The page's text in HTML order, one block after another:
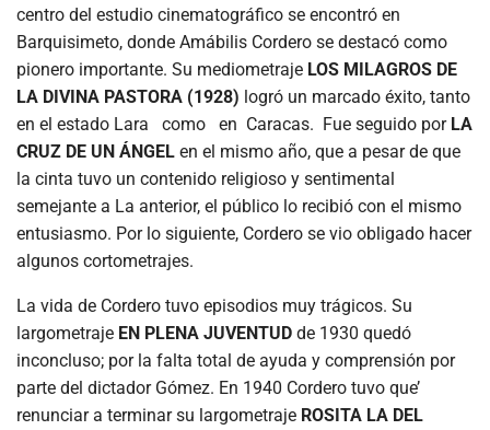
centro del estudio cinematográfico se encontró en
Barquisimeto, donde Amábilis Cordero se destacó como
pionero importante. Su mediometraje LOS MILAGROS DE
LA DIVINA PASTORA (1928) logró un marcado éxito, tanto
en el estado Lara como en Caracas. Fue seguido por LA
CRUZ DE UN ÁNGEL en el mismo año, que a pesar de que
la cinta tuvo un contenido religioso y sentimental
semejante a La anterior, el público lo recibió con el mismo
entusiasmo. Por lo siguiente, Cordero se vio obligado hacer
algunos cortometrajes.
La vida de Cordero tuvo episodios muy trágicos. Su
largometraje EN PLENA JUVENTUD de 1930 quedó
inconcluso; por la falta total de ayuda y comprensión por
parte del dictador Gómez. En 1940 Cordero tuvo que’
renunciar a terminar su largometraje ROSITA LA DEL